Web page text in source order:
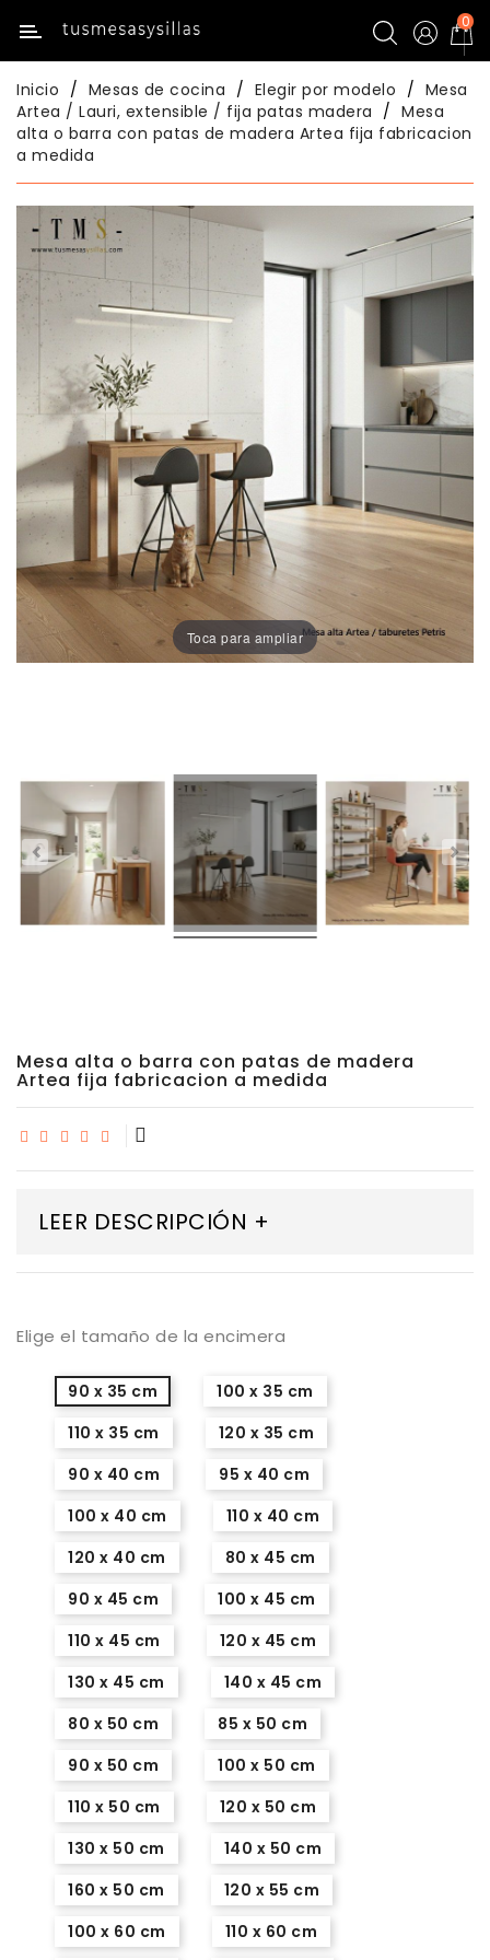
Categoría
Inicio
Mesas
De
Cocina
De
Cocina
Comedor
Sillas
Comedor
Porcelánico
Dekton
Stock
0
Inicio Mesas de cocina Elegir por modelo
Mesa
Artea / Lauri, extensible / fija patas madera
Mesa
alta o barra con patas de madera Artea fija fabricacion
a medida
Toca para ampliar
Mesa alta o barra con patas de madera
Artea fija fabricacion a medida
LEER DESCRIPCIÓN +
Elige el tamaño de la encimera
90 x 35 cm
100 x 35 cm
110 x 35 cm
120 x 35 cm
90 x 40 cm
95 x 40 cm
100 x 40 cm
110 x 40 cm
120 x 40 cm
80 x 45 cm
90 x 45 cm
100 x 45 cm
110 x 45 cm
120 x 45 cm
130 x 45 cm
140 x 45 cm
80 x 50 cm
85 x 50 cm
90 x 50 cm
100 x 50 cm
110 x 50 cm
120 x 50 cm
130 x 50 cm
140 x 50 cm
160 x 50 cm
120 x 55 cm
100 x 60 cm
110 x 60 cm